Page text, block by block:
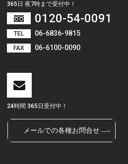
365日 夜7時まで受付中！
0120-54-0091
TEL 06-6836-9815
FAX 06-6100-0090
24時間 365日受付中！
メールでの各種お問合せ